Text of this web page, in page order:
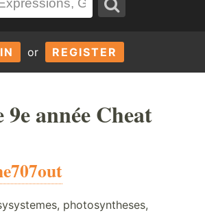
or REGISTER
9e année Cheat
photosyntheses,